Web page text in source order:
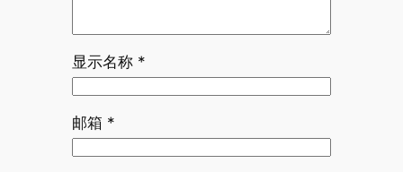
显示名称 *
邮箱 *